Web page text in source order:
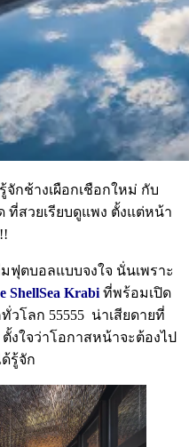
กช้างเผือกเชือกใหม่ กับ
ที่สวยเรียบดูแพง ตั้งแต่หน้า
ฟุตบอลแบบจงใจ นั่นเพราะ
ShellSea Krabi ที่พร้อมเปิด
โลก 55555 น่าเสียดายที่
งใจว่าโอกาสหน้าจะต้องไป
รู้จัก